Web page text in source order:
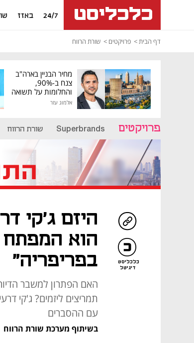
24/7 באזז
דף הבית פרויקטים שורת הרווח
מחיר הבניין בארה"ב
צנח ב-90%,
והחלומות על תשואה
גבוהה התנפצו
אלמוג עזר
פרויקטים Superbrands שורת הרווח
כלכליסט
דיגיטל
היזם ג'קי
הוא המפתח
בפריפריה"
האם הפתרון למשבר
תמריצים ליזמים? ג'קי
עם ההסברים
בשיתוף מערכת שורת הרווח